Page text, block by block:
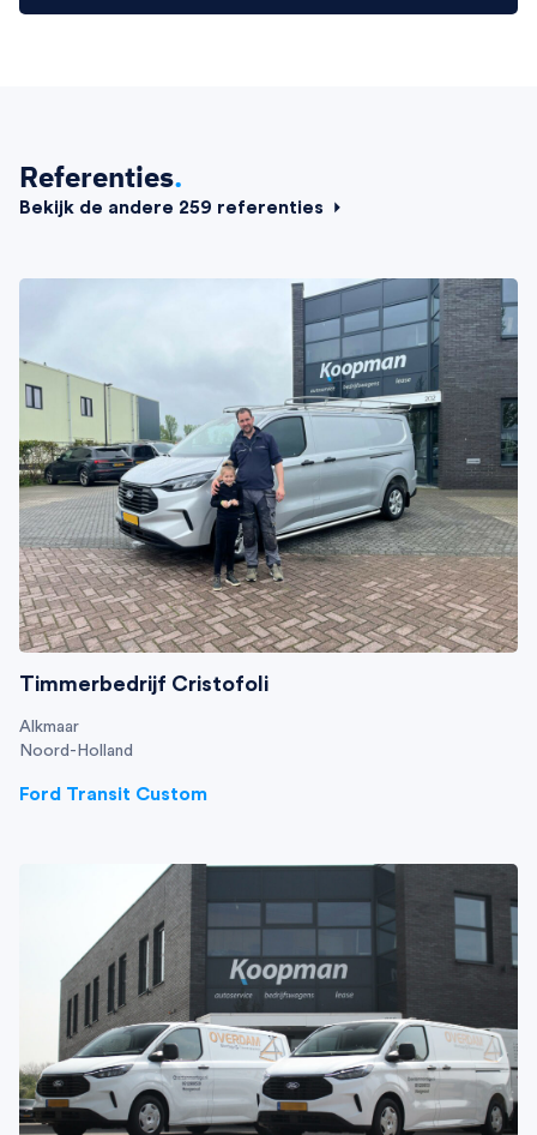
Referenties.
Bekijk de andere 259 referenties
Timmerbedrijf Cristofoli
Alkmaar
Noord-Holland
Ford Transit Custom